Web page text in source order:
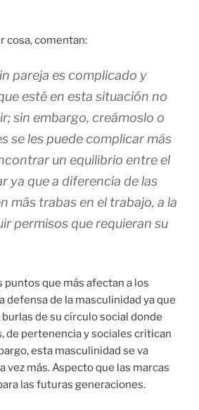
cosa, comentan:
pareja es complicado y
esté en esta situación no
sin embargo, creámoslo o
se les puede complicar más
un equilibrio entre el
ya que a diferencia de las
más trabas en el trabajo, a la
permisos que requieran su
puntos que más afectan a los
defensa de la masculinidad ya que
de su círculo social donde
de pertenencia y sociales critican
esta masculinidad se va
vez más. Aspecto que las marcas
las futuras generaciones.